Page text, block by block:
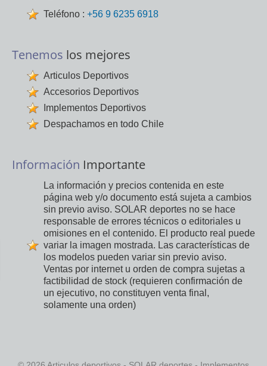
Teléfono : +56 9 6235 6918
Tenemos los mejores
Articulos Deportivos
Accesorios Deportivos
Implementos Deportivos
Despachamos en todo Chile
Información Importante
La información y precios contenida en este
página web y/o documento está sujeta a cambios
sin previo aviso. SOLAR deportes no se hace
responsable de errores técnicos o editoriales u
omisiones en el contenido. El producto real puede
variar la imagen mostrada. Las características de
los modelos pueden variar sin previo aviso.
Ventas por internet u orden de compra sujetas a
factibilidad de stock (requieren confirmación de
un ejecutivo, no constituyen venta final,
solamente una orden)